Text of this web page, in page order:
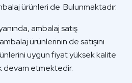
ürünleri de Bulunmaktadır.
ambalaj satış
ürünlerinin de satışını
uygun fiyat yüksek kalite
devam etmektedir.